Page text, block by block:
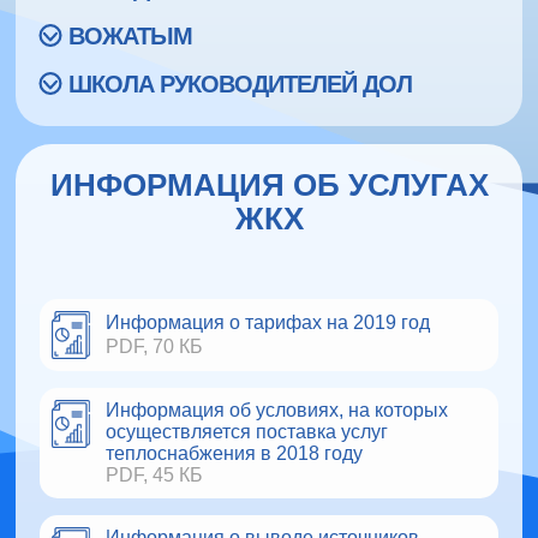
ВОЖАТЫМ
ШКОЛА РУКОВОДИТЕЛЕЙ ДОЛ
ИНФОРМАЦИЯ ОБ УСЛУГАХ
ЖКХ
Информация о тарифах на 2019 год
PDF, 70 КБ
Информация об условиях, на которых
осуществляется поставка услуг
теплоснабжения в 2018 году
PDF, 45 КБ